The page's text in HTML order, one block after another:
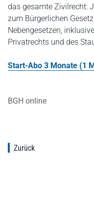
das gesamte Zivilrecht:
zum Bürgerlichen
Nebengesetzen,
Privatrechts und des
Start-Abo 3 Monate (1
BGH online
Zurück